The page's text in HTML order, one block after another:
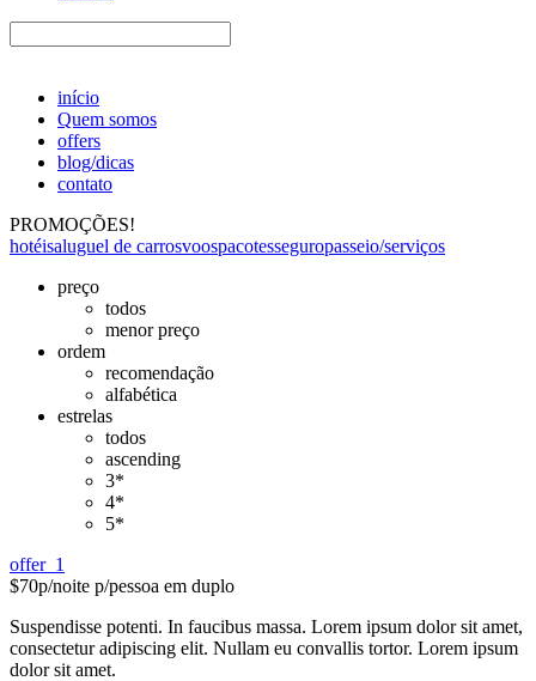
início
Quem somos
offers
blog/dicas
contato
PROMOÇÕES!
hotéisaluguel de carrosvoospacotesseguropasseio/serviços
preço
todos
menor preço
ordem
recomendação
alfabética
estrelas
todos
ascending
3*
4*
5*
offer_1
$70p/noite p/pessoa em duplo
Suspendisse potenti. In faucibus massa. Lorem ipsum dolor sit amet,
consectetur adipiscing elit. Nullam eu convallis tortor. Lorem ipsum
dolor sit amet.